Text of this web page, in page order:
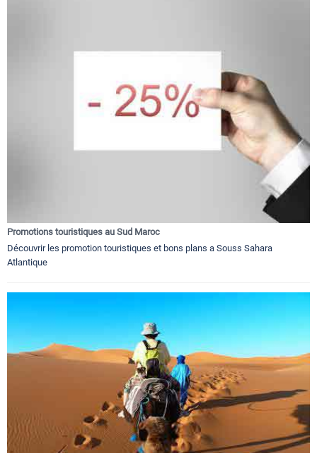
Promotions touristiques au Sud Maroc
Découvrir les promotion touristiques et bons plans a Souss Sahara
Atlantique